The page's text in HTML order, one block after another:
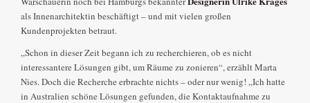
als Innenarchitektin beschäftigt – und mit vielen großen
Kundenprojekten betraut.
„Schon in dieser Zeit begann ich zu recherchieren, ob es nicht
interessantere Lösungen gibt, um Räume zu zonieren“, erzählt Marta
Nies. Doch die Recherche erbrachte nichts – oder nur wenig! „Ich hatte
in Australien schöne Lösungen gefunden, die Kontaktaufnahme zu